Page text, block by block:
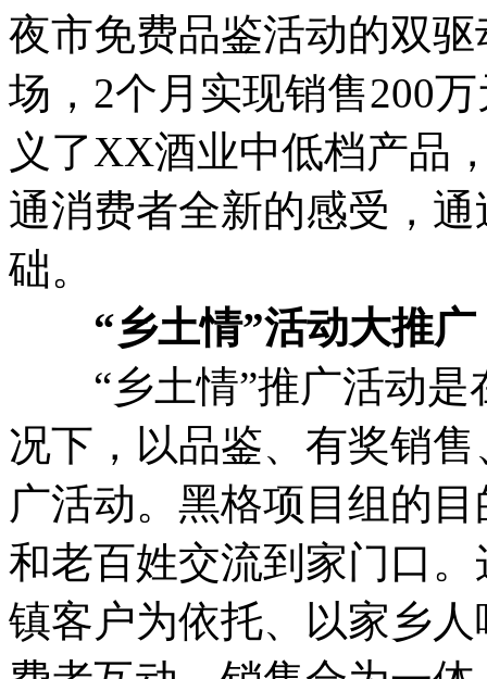
夜市免费品鉴活动的双
场，2个月实现销售200
义了XX酒业中低档产品
通消费者全新的感受，
础。
“乡土情”活动大推广
“乡土情”推广活动是
况下，以品鉴、有奖销
广活动。黑格项目组的
和老百姓交流到家门口
镇客户为依托、以家乡